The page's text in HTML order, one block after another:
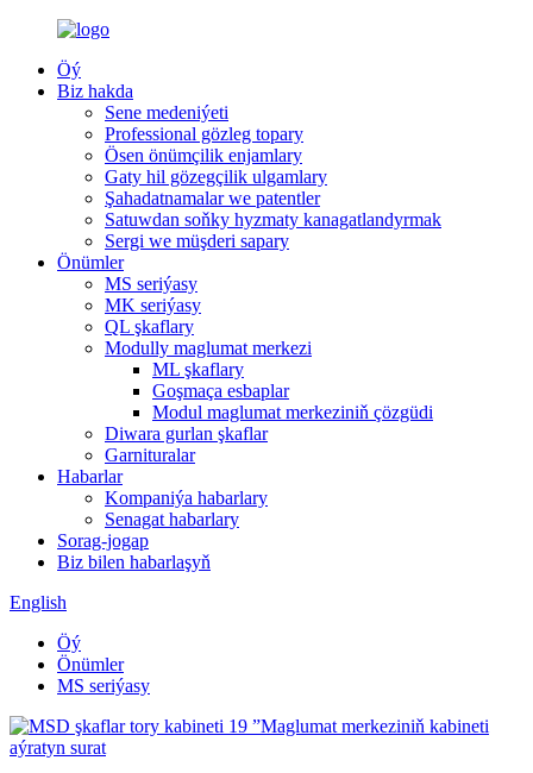
Öý
Biz hakda
Sene medeniýeti
Professional gözleg topary
Ösen önümçilik enjamlary
Gaty hil gözegçilik ulgamlary
Şahadatnamalar we patentler
Satuwdan soňky hyzmaty kanagatlandyrmak
Sergi we müşderi sapary
Önümler
MS seriýasy
MK seriýasy
QL şkaflary
Modully maglumat merkezi
ML şkaflary
Goşmaça esbaplar
Modul maglumat merkeziniň çözgüdi
Diwara gurlan şkaflar
Garnituralar
Habarlar
Kompaniýa habarlary
Senagat habarlary
Sorag-jogap
Biz bilen habarlaşyň
English
Öý
Önümler
MS seriýasy